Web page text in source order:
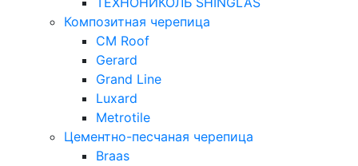
Композитная черепица
CM Roof
Gerard
Grand Line
Luxard
Metrotile
Цементно-песчаная черепица
Braas